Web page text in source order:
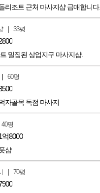
리조트 근처 마사지샵 급매합니다.
| 33평
밀집된 상업지구 마사지샵.
| 60평
자골목 독점 마사지
40평
억8000
샵
| 70평